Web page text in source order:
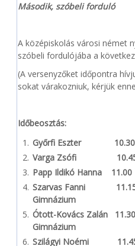
Második, szóbeli forduló
A középiskolás városi német
szóbeli fordulójába a
(A versenyzőket időpontra
sokat várakozniuk, kérjük
Időbeosztás:
Győrfi Eszter 10.30
Varga Zsófi 10.45
Papp Ildikó Hanna 11.00
Szarvas Fanni 11.15
Gimnázium
Ótott-Kovács Zalán
Gimnázium
Szilágyi Noémi 11.45